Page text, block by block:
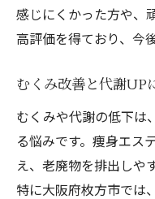
感じにくかった方や、
高評価を得ており、今
むくみ改善と代謝UP
むくみや代謝の低下は
る悩みです。痩身エス
え、老廃物を排出しや
特に大阪府枚方市では